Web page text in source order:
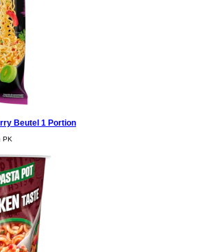
Chicken Taste 65g
ist der ideale Snack für zwischendurch, im Büro oder einfach so.